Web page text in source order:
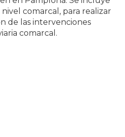
comarcal, para realizar
de las intervenciones
comarcal.